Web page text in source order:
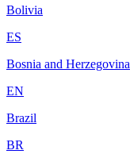
Bolivia
ES
Bosnia and Herzegovina
EN
Brazil
BR